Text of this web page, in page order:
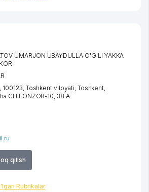
qilish
Rubrikalar
UMARJON UBAYDULLA O'G'LI YAKKA
Toshkent viloyati Toshkent
CHILONZOR-10 , 38 А